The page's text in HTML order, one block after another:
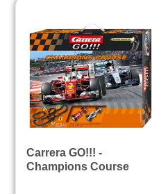
Carrera GO!!! -
Champions Course